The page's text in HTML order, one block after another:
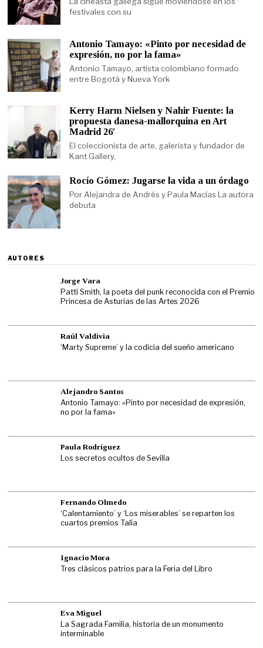
festivales con su
Antonio Tamayo: «Pinto por necesidad de
expresión, no por la fama»
Antonio Tamayo, artista colombiano formado
entre Bogotá y Nueva York
Kerry Harm Nielsen y Nahir Fuente: la
propuesta danesa-mallorquina en Art
Madrid 26′
El coleccionista de arte, galerista y fundador de
Kant Gallery,
Rocío Gómez: Jugarse la vida a un órdago
Por Alejandra de Andrés y Paula Macías La autora
debuta
AUTORES
Jorge Vara
Patti Smith, la poeta del punk reconocida con el Premio
Princesa de Asturias de las Artes 2026
Raúl Valdivia
‘Marty Supreme’ y la codicia del sueño americano
Alejandro Santos
Antonio Tamayo: «Pinto por necesidad de expresión,
no por la fama»
Paula Rodríguez
Los secretos ocultos de Sevilla
Fernando Olmedo
‘Calentamiento’ y ‘Los miserables’ se reparten los
cuartos premios Talía
Ignacio Mora
Tres clásicos patrios para la Feria del Libro
Eva Miguel
La Sagrada Familia, historia de un monumento
interminable